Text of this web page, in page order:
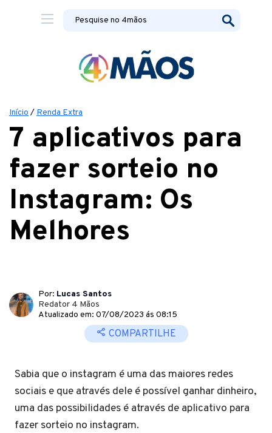
Início / Renda Extra
7 aplicativos para
fazer sorteio no
Instagram: Os
Melhores
Por: Lucas Santos
Redator 4 Mãos
Atualizado em: 07/08/2023 ás 08:15
COMPARTILHE
Sabia que o instagram é uma das maiores redes
sociais e que através dele é possível ganhar dinheiro,
uma das possibilidades é através de aplicativo para
fazer sorteio no instagram.